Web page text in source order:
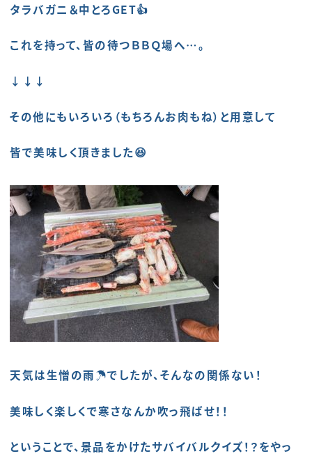
タラバガニ＆中とろGET👍
これを持って、皆の待つＢＢＱ場へ…。
↓↓↓
その他にもいろいろ（もちろんお肉もね）と用意して
皆で美味しく頂きました😆
天気は生憎の雨☂でしたが、そんなの関係ない！
美味しく楽しくで寒さなんか吹っ飛ばせ！！
ということで、景品をかけたサバイバルクイズ！？をやっ